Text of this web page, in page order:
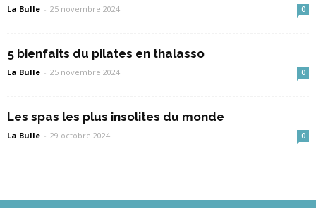
La Bulle - 25 novembre 2024 0
5 bienfaits du pilates en thalasso
La Bulle - 25 novembre 2024 0
Les spas les plus insolites du monde
La Bulle - 29 octobre 2024 0